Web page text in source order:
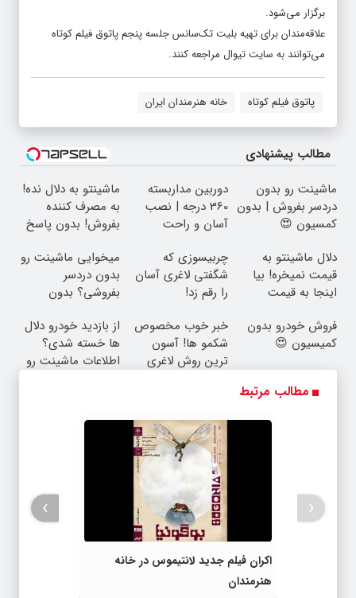
برگزار می‌شود.
علاقه‌مندان برای تهیه بلیت تک‌سانس جلسه پنجم پاتوق فیلم کوتاه
می‌توانند به سایت تیوال مراجعه کنند.
پاتوق فیلم کوتاه خانه هنرمندان ایران
مطالب پیشنهادی
ماشینت رو بدون
دردسر بفروش | بدون
کمسیون 😍
دوربین مداربسته
360 درجه | نصب
آسان و راحت
ماشینتو به دلال نده!
به مصرف کننده
بفروش! بدون پاسخ
دلال ماشینتو به
قیمت نمیخره! بیا
اینجا به قیمت
واقعی*
چربیسوزی که
شگفتی لاغری آسان
را رقم زد!
میخوایی ماشینت رو
بدون دردسر
بفروشی؟ بدون
فروش خودرو بدون
کمیسیون 😍
خبر خوب مخصوص
شکمو ها! آسون
ترین روش لاغری
از بازدید خودرو دلال
ها خسته شدی؟
اطلاعات ماشینت رو
مطالب مرتبط
اکران فیلم جدید لانتیموس در خانه
هنرمندان
‹
›